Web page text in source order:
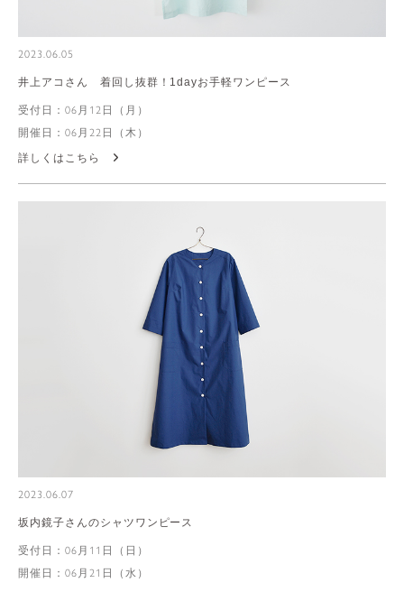
2023.06.05
井上アコさん 着回し抜群！1dayお手軽ワンピース
受付日：06月12日（月）
開催日：06月22日（木）
詳しくはこちら
2023.06.07
坂内鏡子さんのシャツワンピース
受付日：06月11日（日）
開催日：06月21日（水）